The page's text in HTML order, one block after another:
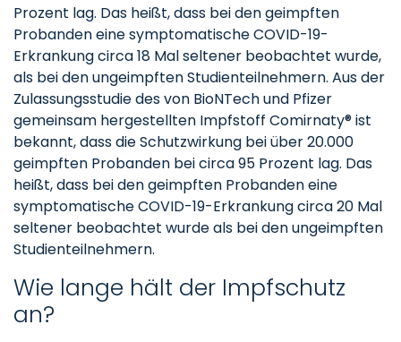
Prozent lag. Das heißt, dass bei den geimpften
Probanden eine symptomatische COVID-19-
Erkrankung circa 18 Mal seltener beobachtet wurde,
als bei den ungeimpften Studienteilnehmern. Aus der
Zulassungsstudie des von BioNTech und Pfizer
gemeinsam hergestellten Impfstoff Comirnaty® ist
bekannt, dass die Schutzwirkung bei über 20.000
geimpften Probanden bei circa 95 Prozent lag. Das
heißt, dass bei den geimpften Probanden eine
symptomatische COVID-19-Erkrankung circa 20 Mal
seltener beobachtet wurde als bei den ungeimpften
Studienteilnehmern.
Wie lange hält der Impfschutz
an?